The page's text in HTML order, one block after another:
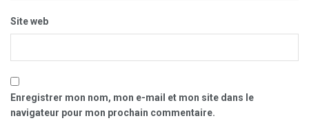
Site web
Enregistrer mon nom, mon e-mail et mon site dans le
navigateur pour mon prochain commentaire.